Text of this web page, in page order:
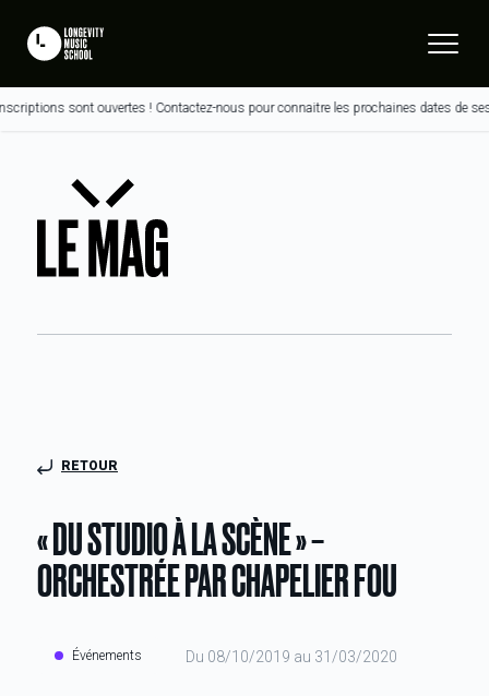
sont ouvertes ! Contactez-nous pour connaitre les prochaines dates de
RETOUR
« DU STUDIO À LA SCÈNE » –
ORCHESTRÉE PAR CHAPELIER FOU
Du 08/10/2019 au 31/03/2020
Événements